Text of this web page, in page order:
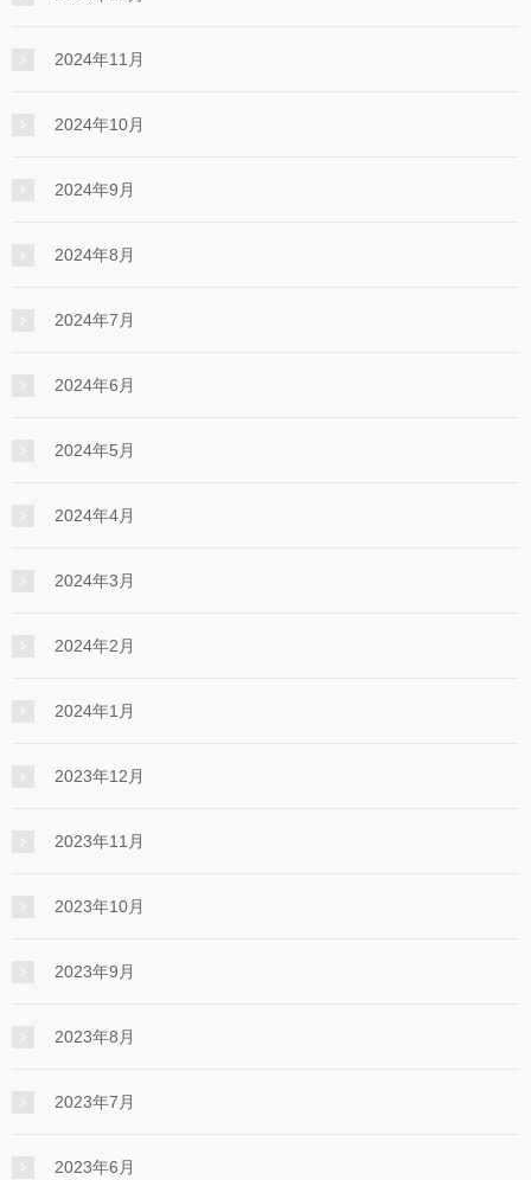
2024年11月
2024年10月
2024年9月
2024年8月
2024年7月
2024年6月
2024年5月
2024年4月
2024年3月
2024年2月
2024年1月
2023年12月
2023年11月
2023年10月
2023年9月
2023年8月
2023年7月
2023年6月